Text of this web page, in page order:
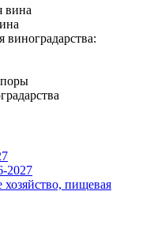
вина
2027
пищевая